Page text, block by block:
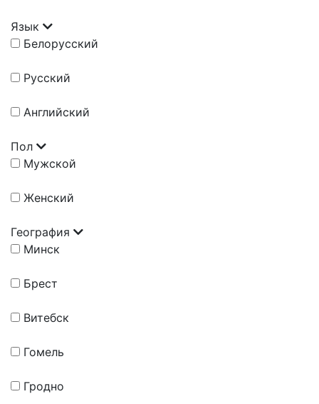
Язык
Белорусский
Русский
Английский
Пол
Мужской
Женский
География
Минск
Брест
Витебск
Гомель
Гродно